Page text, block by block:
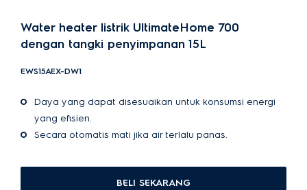
Water heater listrik UltimateHome 700
dengan tangki penyimpanan 15L
EWS15AEX-DW1
Daya yang dapat disesuaikan untuk konsumsi energi
yang efisien.
Secara otomatis mati jika air terlalu panas.
BELI SEKARANG